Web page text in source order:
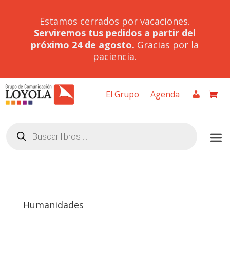
Estamos cerrados por vacaciones.
Serviremos tus pedidos a partir del
próximo 24 de agosto. Gracias por la
paciencia.
El Grupo Agenda
productos
Humanidades